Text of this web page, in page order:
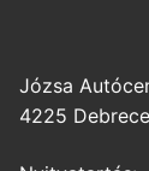
Józsa
4225